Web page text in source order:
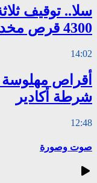
سلا.. توقيف
4300 قرص مخدر وكوكايين وإكستازي
14:02
أقراص
شرطة أكادير
12:48
صوت وصورة